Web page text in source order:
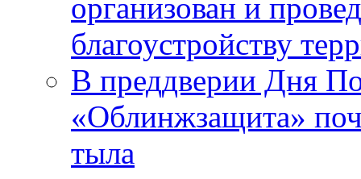
организован и
благоустройству
В преддверии Дня
«Облинжзащита»
тыла